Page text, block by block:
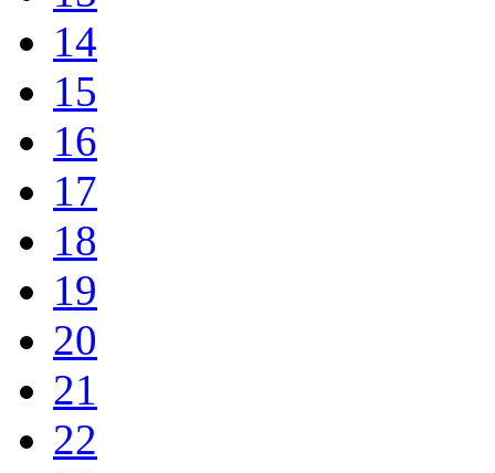
14
15
16
17
18
19
20
21
22